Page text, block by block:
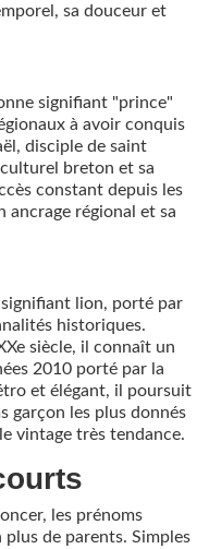
sa douceur et
signifiant "prince"
à avoir conquis
disciple de saint
breton et sa
constant depuis les
ancrage régional et sa
lion, porté par
historiques.
siècle, il connaît un
2010 porté par la
et élégant, il poursuit
garçon les plus donnés
vintage très tendance.
les prénoms
de parents. Simples